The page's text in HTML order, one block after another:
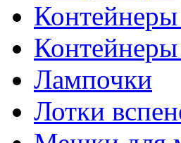
Лампочки
Лотки